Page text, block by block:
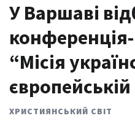
У Варшаві
“Місія
європейській
ХРИСТИЯНСЬКИЙ СВІТ